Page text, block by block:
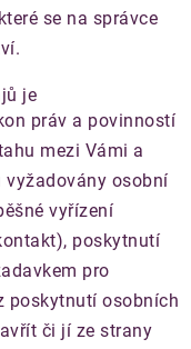
se na správce
je
práv a povinností
mezi Vámi a
vyžadovány osobní
vyřízení
poskytnutí
pro
poskytnutí osobních
či jí ze strany